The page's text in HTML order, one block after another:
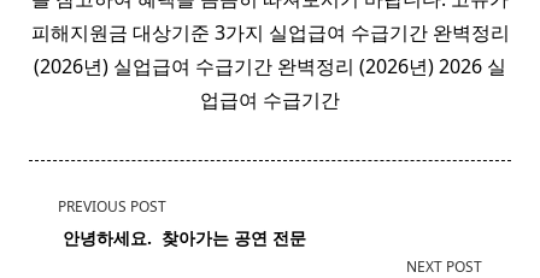
피해지원금 대상기준 3가지 실업급여 수급기간 완벽정리
(2026년) 실업급여 수급기간 완벽정리 (2026년) 2026 실
업급여 수급기간
<span
class="nav-
PREVIOUS POST
​ 안녕하세요. ​ 찾아가는 공연 전문
NEXT POST